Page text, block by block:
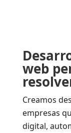
web
Creamos
empresas
digital,